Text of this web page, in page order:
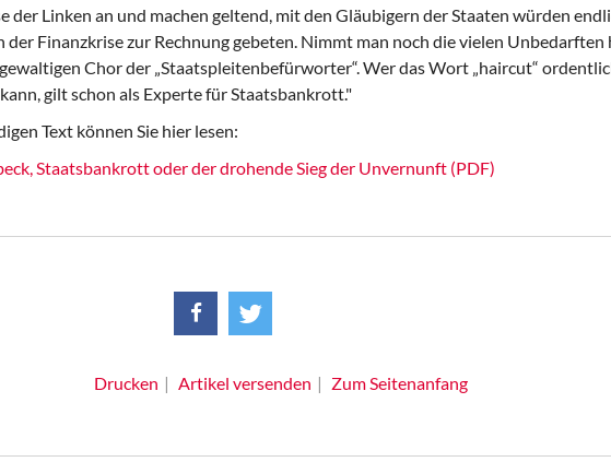
der Linken an und machen geltend, mit den Gläubigern der Staaten würden
der Finanzkrise zur Rechnung gebeten. Nimmt man noch die vielen Unbedarften
Chor der „Staatspleitenbefürworter“. Wer das Wort „haircut“
gilt schon als Experte für Staatsbankrott."
Text können Sie hier lesen:
Staatsbankrott oder der drohende Sieg der Unvernunft (PDF)
Drucken Artikel versenden Zum Seitenanfang